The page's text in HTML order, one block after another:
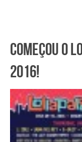
Começou o
2016!